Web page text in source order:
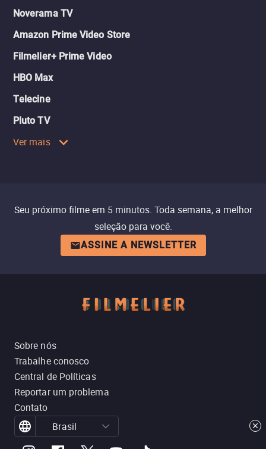
Noverama TV
Amazon Prime Video Store
Filmelier+ Prime Video
HBO Max
Telecine
Pluto TV
Ver mais
Seu próximo filme em 5 minutos. Toda semana, a melhor
seleção para você.
ASSINE A NEWSLETTER
Sobre nós
Trabalhe conosco
Central de Políticas
Reportar um problema
Contato
Brasil